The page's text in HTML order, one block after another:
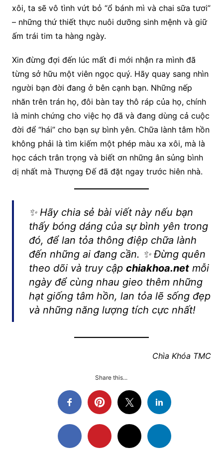
xôi, ta sẽ vô tình vứt bỏ “ổ bánh mì và chai sữa tươi”
– những thứ thiết thực nuôi dưỡng sinh mệnh và giữ
ấm trái tim ta hàng ngày.
Xin đừng đợi đến lúc mất đi mới nhận ra mình đã
từng sở hữu một viên ngọc quý. Hãy quay sang nhìn
người bạn đời đang ở bên cạnh bạn. Những nếp
nhăn trên trán họ, đôi bàn tay thô ráp của họ, chính
là minh chứng cho việc họ đã và đang dùng cả cuộc
đời để “hái” cho bạn sự bình yên. Chữa lành tâm hồn
không phải là tìm kiếm một phép màu xa xôi, mà là
học cách trân trọng và biết ơn những ân sủng bình
dị nhất mà Thượng Đế đã đặt ngay trước hiên nhà.
✨ Hãy chia sẻ bài viết này nếu bạn
thấy bóng dáng của sự bình yên trong
đó, để lan tỏa thông điệp chữa lành
đến những ai đang cần. ✨ Đừng quên
theo dõi và truy cập chiakhoa.netmỗi
ngày để cùng nhau gieo thêm những
hạt giống tâm hồn, lan tỏa lẽ sống đẹp
và những năng lượng tích cực nhất!
Chìa Khóa TMC
Share this...